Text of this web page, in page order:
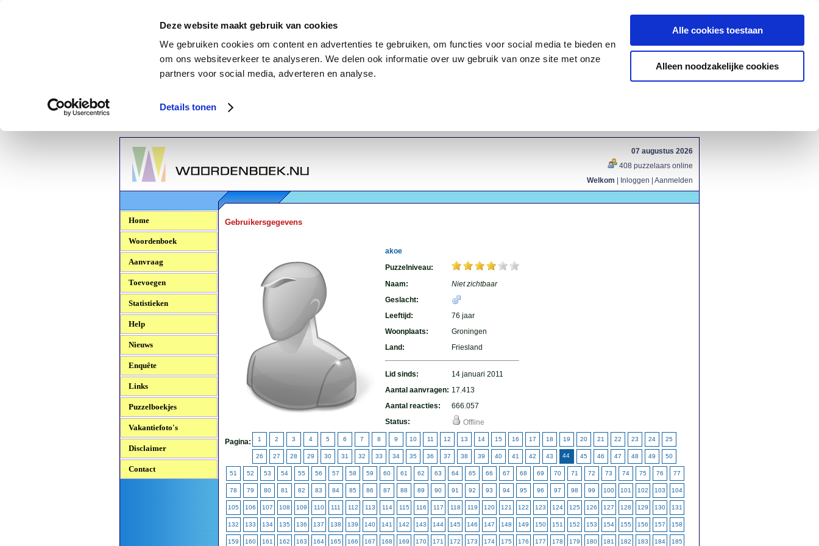
Deze website maakt gebruik van cookies
We gebruiken cookies om content en advertenties te gebruiken, om functies voor social media te bieden en
om ons websiteverkeer te analyseren. We delen ook informatie over uw gebruik van onze site met onze
partners voor social media, adverteren en analyse.
Details tonen
Alle cookies toestaan
Alleen noodzakelijke cookies
Woordenboek.NU
07 augustus 2026
408 puzzelaars online
Welkom
Inloggen Aanmelden
Home
Woordenboek
Aanvraag
Toevoegen
Statistieken
Help
Nieuws
Enquête
Links
Puzzelboekjes
Vakantiefoto's
Disclaimer
Contact
Gebruikersgegevens
akoe
Puzzelniveau:
Naam:
Niet zichtbaar
Geslacht:
Leeftijd:
76 jaar
Woonplaats:
Groningen
Land:
Friesland
Lid sinds:
14 januari 2011
Aantal aanvragen: 17.413
Aantal reacties:
666.057
Status:
Offline
Pagina: 1 2 3 4 5 6 7 8 9 10 11 12 13 14 15 16 17 18 19 20 21 22 23 24 25
26 27 28 29 30 31 32 33 34 35 36 37 38 39 40 41 42 43 44 45 46 47 48 49 50
51 52 53 54 55 56 57 58 59 60 61 62 63 64 65 66 67 68 69 70 71 72 73 74 75 76 77
78 79 80 81 82 83 84 85 86 87 88 89 90 91 92 93 94 95 96 97 98 99 100 101 102 103 104
105 106 107 108 109 110 111 112 113 114 115 116 117 118 119 120 121 122 123 124 125 126 127 128 129 130 131
132 133 134 135 136 137 138 139 140 141 142 143 144 145 146 147 148 149 150 151 152 153 154 155 156 157 158
159 160 161 162 163 164 165 166 167 168 169 170 171 172 173 174 175 176 177 178 179 180 181 182 183 184 185